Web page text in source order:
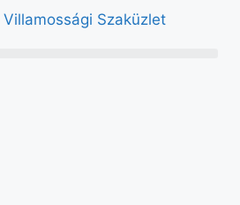
Villamossági Szaküzlet